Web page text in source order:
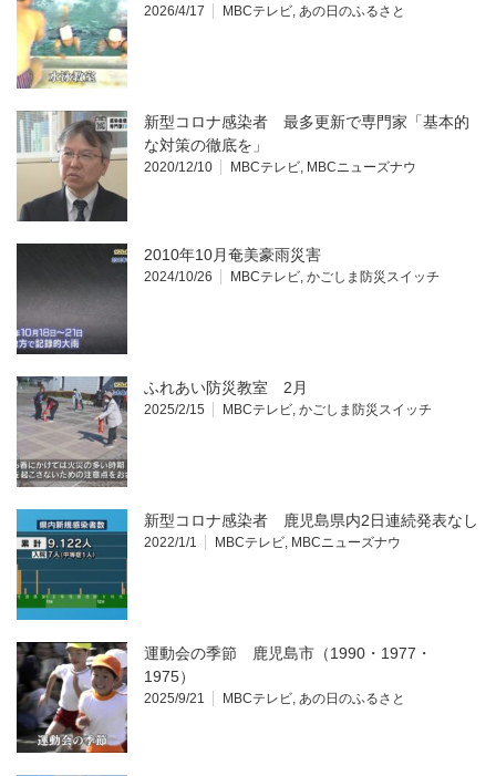
2026/4/17 MBCテレビ, あの日のふるさと
新型コロナ感染者 最多更新で専門家「基本的
な対策の徹底を」
2020/12/10 MBCテレビ, MBCニューズナウ
2010年10月奄美豪雨災害
2024/10/26 MBCテレビ, かごしま防災スイッチ
ふれあい防災教室 2月
2025/2/15 MBCテレビ, かごしま防災スイッチ
新型コロナ感染者 鹿児島県内2日連続発表なし
2022/1/1 MBCテレビ, MBCニューズナウ
運動会の季節 鹿児島市（1990・1977・
1975）
2025/9/21 MBCテレビ, あの日のふるさと